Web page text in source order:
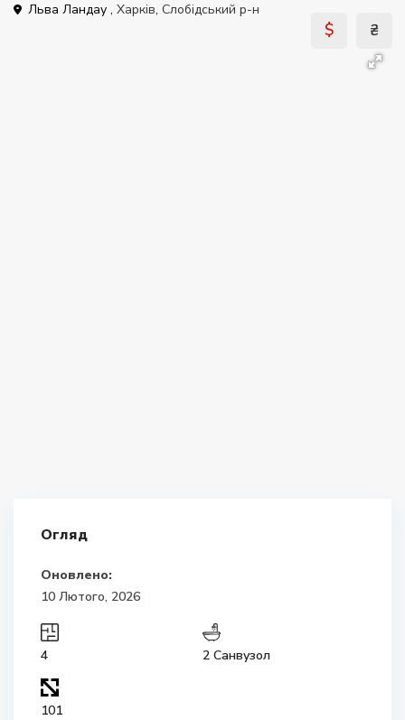
Льва Ландау , Харків, Слобідський р-н
Огляд
Оновлено:
10 Лютого, 2026
4 2 Санвузол
101
$ ₴